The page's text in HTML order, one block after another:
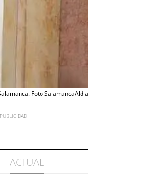
Foto SalamancaAldia
ACTUAL